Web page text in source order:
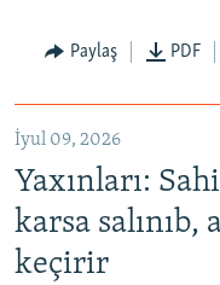
Paylaş PDF
İyul 09, 2026
Yaxınları:
karsa salınıb,
keçirir